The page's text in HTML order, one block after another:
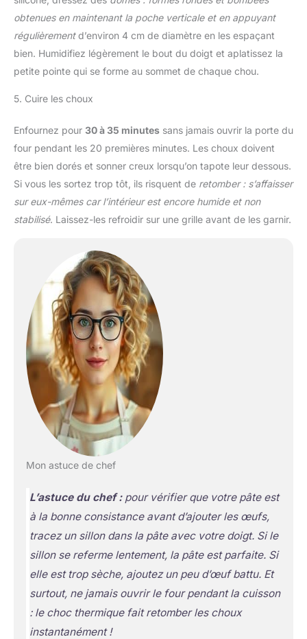
obtenues en maintenant la poche verticale et en appuyant
régulièrementd’environ 4 cm de diamètre en les espaçant
bien. Humidifiez légèrement le bout du doigt et aplatissez la
petite pointe qui se forme au sommet de chaque chou.
5. Cuire les choux
Enfournez pour 30 à 35 minutes sans jamais ouvrir la porte du
four pendant les 20 premières minutes. Les choux doivent
être bien dorés et sonner creux lorsqu’on tapote leur dessous.
Si vous les sortez trop tôt, ils risquent de retomber : s’affaisser
sur eux-mêmes car l’intérieur est encore humide et non
stabilisé. Laissez-les refroidir sur une grille avant de les garnir.
Mon astuce de chef
L’astuce du chef :pour vérifier que votre pâte est
à la bonne consistance avant d’ajouter les œufs,
tracez un sillon dans la pâte avec votre doigt. Si le
sillon se referme lentement, la pâte est parfaite. Si
elle est trop sèche, ajoutez un peu d’œuf battu. Et
surtout, ne jamais ouvrir le four pendant la cuisson
: le choc thermique fait retomber les choux
instantanément !